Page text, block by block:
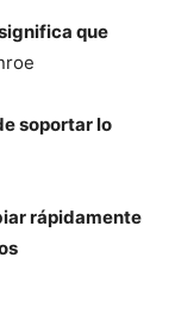
que
soportar lo
rápidamente